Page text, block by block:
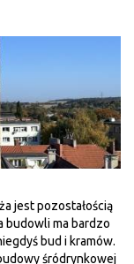
jest pozostałością
budowli ma bardzo
bud i kramów.
śródrynkowej